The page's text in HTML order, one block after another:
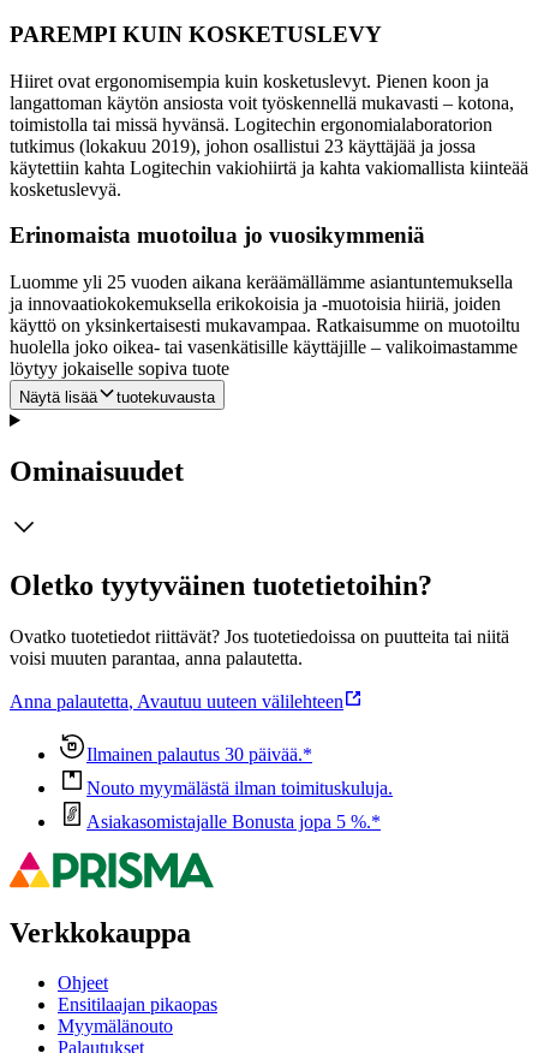
PAREMPI KUIN KOSKETUSLEVY
Hiiret ovat ergonomisempia kuin kosketuslevyt. Pienen koon ja
langattoman käytön ansiosta voit työskennellä mukavasti – kotona,
toimistolla tai missä hyvänsä. Logitechin ergonomialaboratorion
tutkimus (lokakuu 2019), johon osallistui 23 käyttäjää ja jossa
käytettiin kahta Logitechin vakiohiirtä ja kahta vakiomallista kiinteää
kosketuslevyä.
Erinomaista muotoilua jo vuosikymmeniä
Luomme yli 25 vuoden aikana keräämällämme asiantuntemuksella
ja innovaatiokokemuksella erikokoisia ja -muotoisia hiiriä, joiden
käyttö on yksinkertaisesti mukavampaa. Ratkaisumme on muotoiltu
huolella joko oikea- tai vasenkätisille käyttäjille – valikoimastamme
löytyy jokaiselle sopiva tuote
Näytä lisää tuotekuvausta
Ominaisuudet
Oletko tyytyväinen tuotetietoihin?
Ovatko tuotetiedot riittävät? Jos tuotetiedoissa on puutteita tai niitä
voisi muuten parantaa, anna palautetta.
Anna palautetta, Avautuu uuteen välilehteen
Ilmainen palautus 30 päivää.*
Nouto myymälästä ilman toimituskuluja.
Asiakasomistajalle Bonusta jopa 5 %.*
Verkkokauppa
Ohjeet
Ensitilaajan pikaopas
Myymälänouto
Palautukset